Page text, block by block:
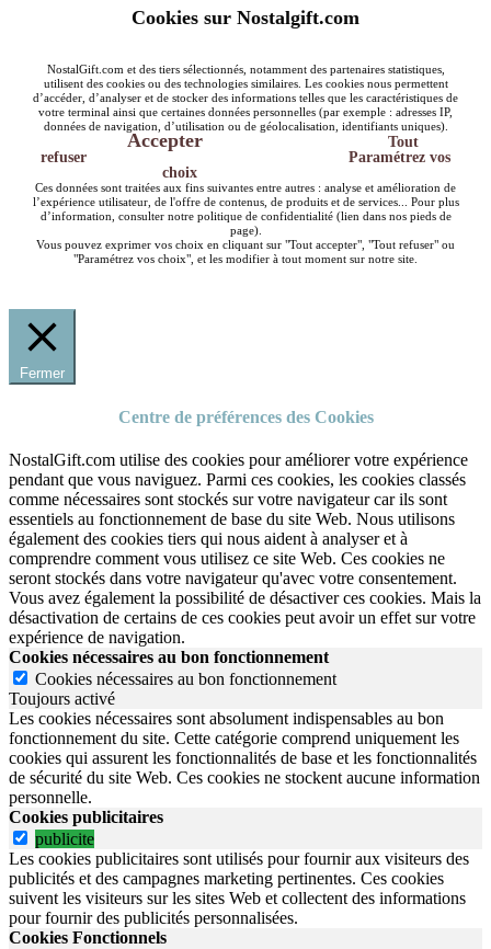
Cookies sur Nostalgift.com
NostalGift.com et des tiers sélectionnés, notamment des partenaires statistiques,
utilisent des cookies ou des technologies similaires. Les cookies nous permettent
d’accéder, d’analyser et de stocker des informations telles que les caractéristiques de
votre terminal ainsi que certaines données personnelles (par exemple : adresses IP,
données de navigation, d’utilisation ou de géolocalisation, identifiants uniques).
Accepter
Tout
refuser
Paramétrez vos
choix
Ces données sont traitées aux fins suivantes entre autres : analyse et amélioration de
l’expérience utilisateur, de l'offre de contenus, de produits et de services... Pour plus
d’information, consulter notre politique de confidentialité (lien dans nos pieds de
page).
Vous pouvez exprimer vos choix en cliquant sur "Tout accepter", "Tout refuser" ou
"Paramétrez vos choix", et les modifier à tout moment sur notre site.
Fermer
Centre de préférences des Cookies
NostalGift.com utilise des cookies pour améliorer votre expérience
pendant que vous naviguez. Parmi ces cookies, les cookies classés
comme nécessaires sont stockés sur votre navigateur car ils sont
essentiels au fonctionnement de base du site Web. Nous utilisons
également des cookies tiers qui nous aident à analyser et à
comprendre comment vous utilisez ce site Web. Ces cookies ne
seront stockés dans votre navigateur qu'avec votre consentement.
Vous avez également la possibilité de désactiver ces cookies. Mais la
désactivation de certains de ces cookies peut avoir un effet sur votre
expérience de navigation.
Cookies nécessaires au bon fonctionnement
Cookies nécessaires au bon fonctionnement
Toujours activé
Les cookies nécessaires sont absolument indispensables au bon
fonctionnement du site. Cette catégorie comprend uniquement les
cookies qui assurent les fonctionnalités de base et les fonctionnalités
de sécurité du site Web. Ces cookies ne stockent aucune information
personnelle.
Cookies publicitaires
publicite
Les cookies publicitaires sont utilisés pour fournir aux visiteurs des
publicités et des campagnes marketing pertinentes. Ces cookies
suivent les visiteurs sur les sites Web et collectent des informations
pour fournir des publicités personnalisées.
Cookies Fonctionnels